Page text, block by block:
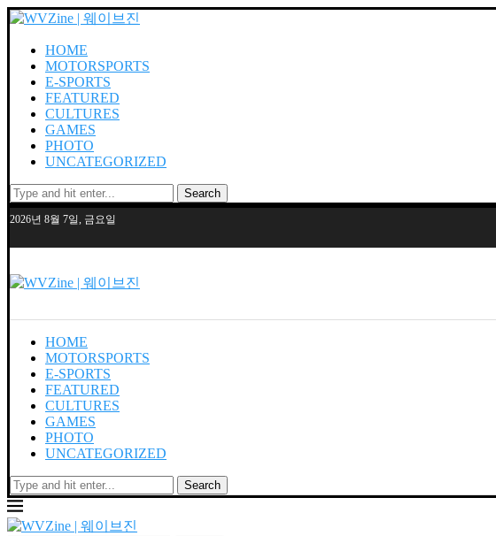
HOME
MOTORSPORTS
E-SPORTS
FEATURED
CULTURES
GAMES
PHOTO
UNCATEGORIZED
Search
2026년 8월 7일, 금요일
HOME
MOTORSPORTS
E-SPORTS
FEATURED
CULTURES
GAMES
PHOTO
UNCATEGORIZED
Search